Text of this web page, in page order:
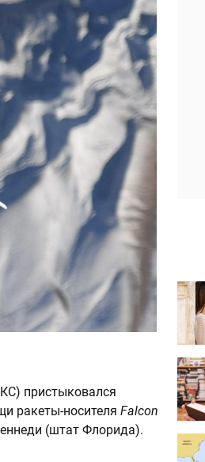
пристыковался
ракеты-носителя Falcon
(штат Флорида).